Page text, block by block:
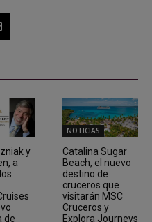
y
a
de
NOTICIAS
Catalina Sugar
Beach, el nuevo
destino de
cruceros que
visitarán MSC
Cruceros y
Explora Journeys